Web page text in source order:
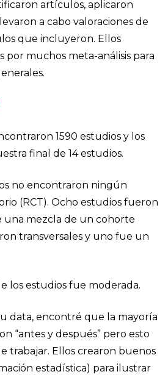
artículos, aplicaron
a cabo valoraciones de
que incluyeron. Ellos
por muchos meta-análisis para
1590 estudios y los
final de 14 estudios.
no encontraron ningún
(RCT). Ocho estudios fueron
mezcla de un cohorte
transversales y uno fue un
los estudios fue moderada.
data, encontré que la mayoría
“antes y después” pero esto
trabajar. Ellos crearon buenos
estadística) para ilustrar